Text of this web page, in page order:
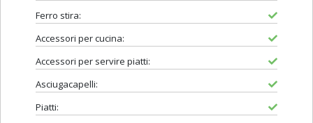
Ferro stira:
Accessori per cucina:
Accessori per servire piatti:
Asciugacapelli:
Piatti: